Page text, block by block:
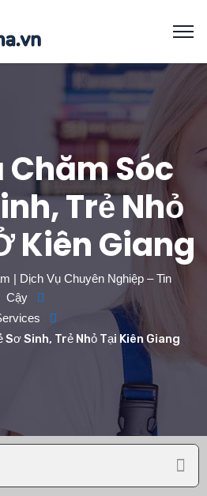
Chăm Sóc
Trẻ Nhỏ
Kiên Giang
| Dịch Vụ Chuyên Nghiệp – Tin
Cậy
Sơ Sinh, Trẻ Nhỏ Tại Kiên Giang